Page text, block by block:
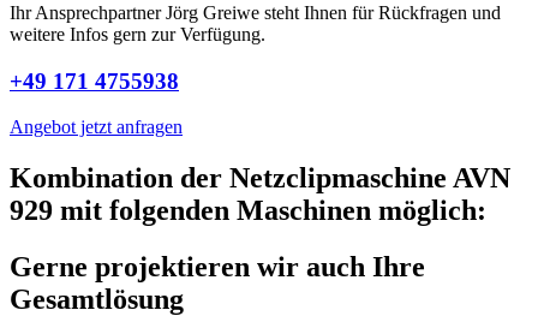
Ihr Ansprechpartner Jörg Greiwe steht Ihnen für Rückfragen und
weitere Infos gern zur Verfügung.
+49 171 4755938
Angebot jetzt anfragen
Kombination der Netzclipmaschine AVN
929 mit folgenden Maschinen möglich:
Gerne projektieren wir auch Ihre
Gesamtlösung